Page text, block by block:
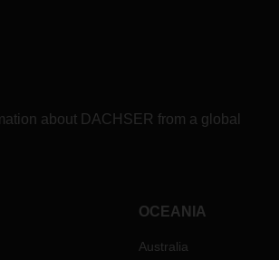
about DACHSER from a global
OCEANIA
Australia